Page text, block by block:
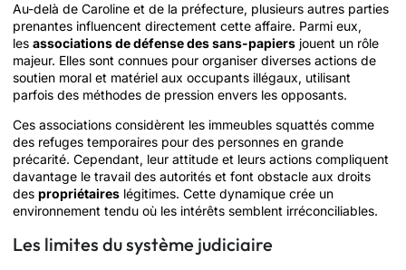
Au-delà de Caroline et de la préfecture, plusieurs autres parties
prenantes influencent directement cette affaire. Parmi eux,
les associations de défense des sans-papiers jouent un rôle
majeur. Elles sont connues pour organiser diverses actions de
soutien moral et matériel aux occupants illégaux, utilisant
parfois des méthodes de pression envers les opposants.
Ces associations considèrent les immeubles squattés comme
des refuges temporaires pour des personnes en grande
précarité. Cependant, leur attitude et leurs actions compliquent
davantage le travail des autorités et font obstacle aux droits
des propriétaires légitimes. Cette dynamique crée un
environnement tendu où les intérêts semblent irréconciliables.
Les limites du système judiciaire